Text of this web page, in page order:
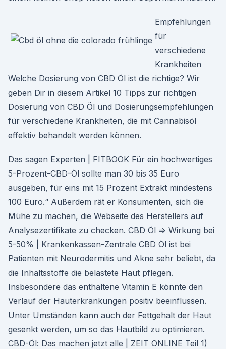
Empfehlungen
für
verschiedene
Krankheiten
Welche Dosierung von CBD Öl ist die richtige? Wir
geben Dir in diesem Artikel 10 Tipps zur richtigen
Dosierung von CBD Öl und Dosierungsempfehlungen
für verschiedene Krankheiten, die mit Cannabisöl
effektiv behandelt werden können.
Das sagen Experten | FITBOOK Für ein hochwertiges
5-Prozent-CBD-Öl sollte man 30 bis 35 Euro
ausgeben, für eins mit 15 Prozent Extrakt mindestens
100 Euro.“ Außerdem rät er Konsumenten, sich die
Mühe zu machen, die Webseite des Herstellers auf
Analysezertifikate zu checken. CBD Öl ⇒ Wirkung bei
5-50% | Krankenkassen-Zentrale CBD Öl ist bei
Patienten mit Neuro­der­mitis und Akne sehr beliebt, da
die Inhaltsstoffe die belastete Haut pflegen.
Insbesondere das enthaltene Vitamin E könnte den
Verlauf der Haut­er­krankungen positiv beeinflussen.
Unter Umständen kann auch der Fettgehalt der Haut
gesenkt werden, um so das Hautbild zu optimieren.
CBD-Öl: Das machen jetzt alle | ZEIT ONLINE Teil 1)